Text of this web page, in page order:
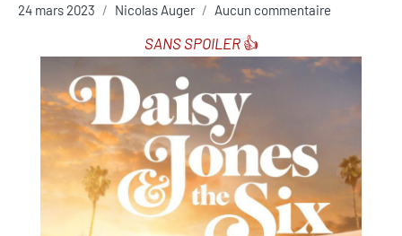
24 mars 2023
Nicolas Auger Aucun commentaire